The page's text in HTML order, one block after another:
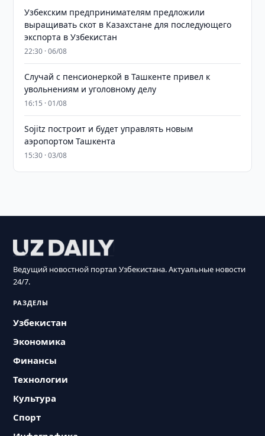
Узбекским предпринимателям предложили
выращивать скот в Казахстане для последующего
экспорта в Узбекистан
22:30 · 06/08
Случай с пенсионеркой в Ташкенте привел к
увольнениям и уголовному делу
16:15 · 01/08
Sojitz построит и будет управлять новым
аэропортом Ташкента
15:30 · 03/08
Ведущий новостной портал Узбекистана. Актуальные новости
24/7.
РАЗДЕЛЫ
Узбекистан
Экономика
Финансы
Технологии
Культура
Спорт